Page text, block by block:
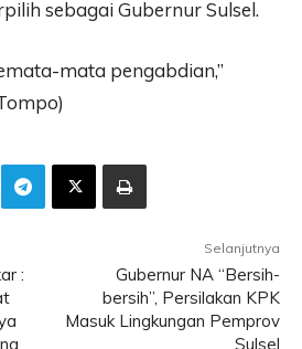
sebagai Gubernur Sulsel.
mata pengabdian,”
:
Selanjutnya
Gubernur NA “Bersih-
bersih”, Persilakan KPK
Masuk Lingkungan Pemprov
Sulsel